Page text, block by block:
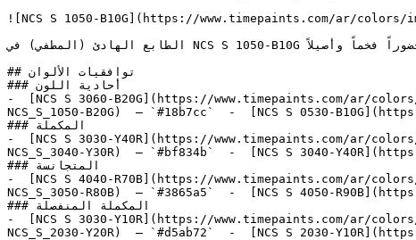
![NCS S 1050-B10G](https://www.timepaints.com/ar/colors/
الطابع الهادئ (المطفي) في NCS S 1050-B10G يمنحه جودة خالدة — يتجاوز صيحات الأزرق الساطع ليقدم حضوراً فخماً وأصيلاً.
## توافقيات الألوان
### أحادية اللون
-  [NCS S 3060-B20G](https://www.timepaints.com/ar/
NCS_S_1050-B20G)  — `#18b7cc`  -  [NCS S 0530-
### المكملة
-  [NCS S 3030-Y40R](https://www.timepaints.com/ar/
NCS_S_3040-Y30R)  — `#bf834b`  -  [NCS S 3040-
### المتجانسة
-  [NCS S 4040-R70B](https://www.timepaints.com/ar/
NCS_S_3050-R80B)  — `#3865a5`  -  [NCS S 4050-
### المكملة المنفصلة
-  [NCS S 3030-Y10R](https://www.timepaints.com/ar/
NCS_S_2030-Y20R)  — `#d5ab72`  -  [NCS S 2030-